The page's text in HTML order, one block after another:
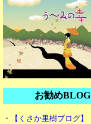
お勧めBLOG
・【くさか里樹ブログ】